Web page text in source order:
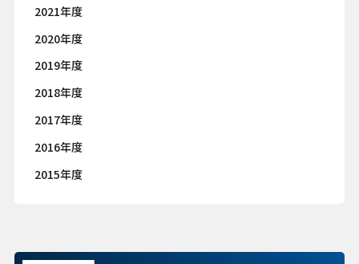
2021年度
2020年度
2019年度
2018年度
2017年度
2016年度
2015年度